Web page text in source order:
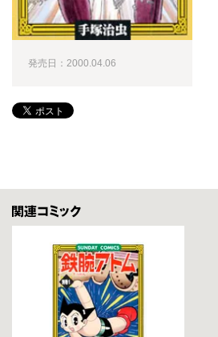
発売日：2000.04.06
関連コミックス